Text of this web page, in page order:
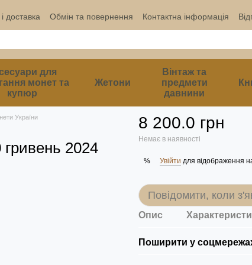
доставка Обмін та повернення Контактна інформація
для
монет та
купюр
Жетони
Вінтаж та
предмети
давнини
України
гривень 2024
8 200.0 грн
Немає в наявності
% Увійти для відображення
Повідомити, коли
Опис
Поширити у